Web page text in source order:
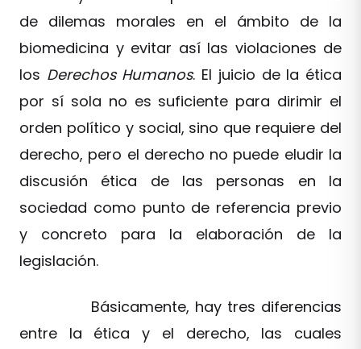
de dilemas morales en el ámbito de la
biomedicina y evitar así las violaciones de
los Derechos Humanos. El juicio de la ética
por sí sola no es suficiente para dirimir el
orden político y social, sino que requiere del
derecho, pero el derecho no puede eludir la
discusión ética de las personas en la
sociedad como punto de referencia previo
y concreto para la elaboración de la
legislación.
Básicamente, hay tres diferencias
entre la ética y el derecho, las cuales